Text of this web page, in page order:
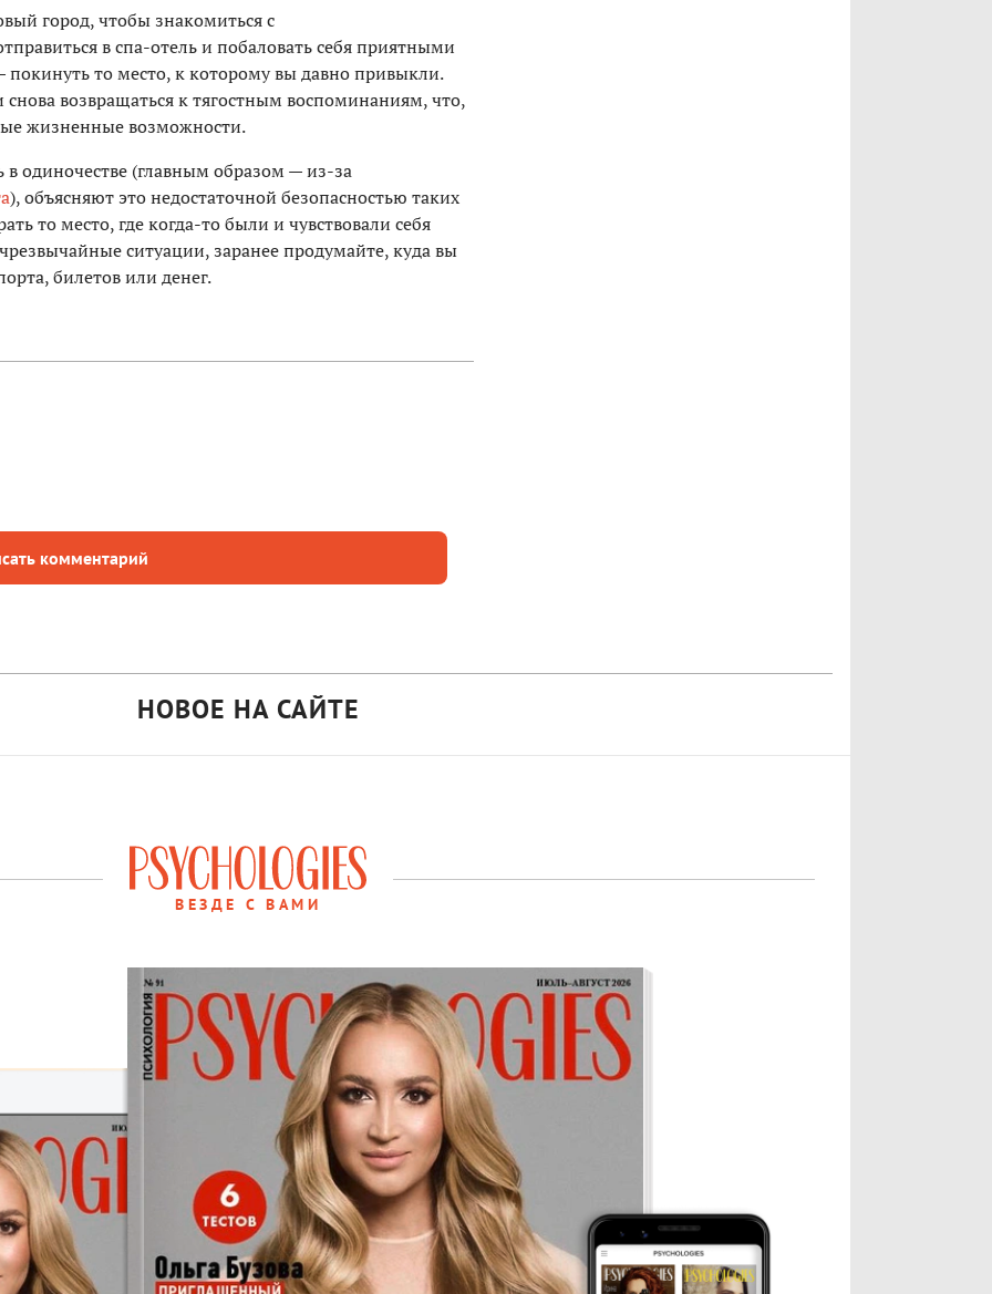
город, чтобы знакомиться с
в спа-отель и побаловать себя приятными
то место, к которому вы давно привыкли.
снова возвращаться к тягостным воспоминаниям, что,
жизненные возможности.
в одиночестве (главным образом — из-за
), объясняют это недостаточной безопасностью таких
то место, где когда-то были и чувствовали себя
ситуации, заранее продумайте, куда вы
билетов или денег.
комментарий
НОВОЕ НА САЙТЕ
ВЕЗДЕ С ВАМИ